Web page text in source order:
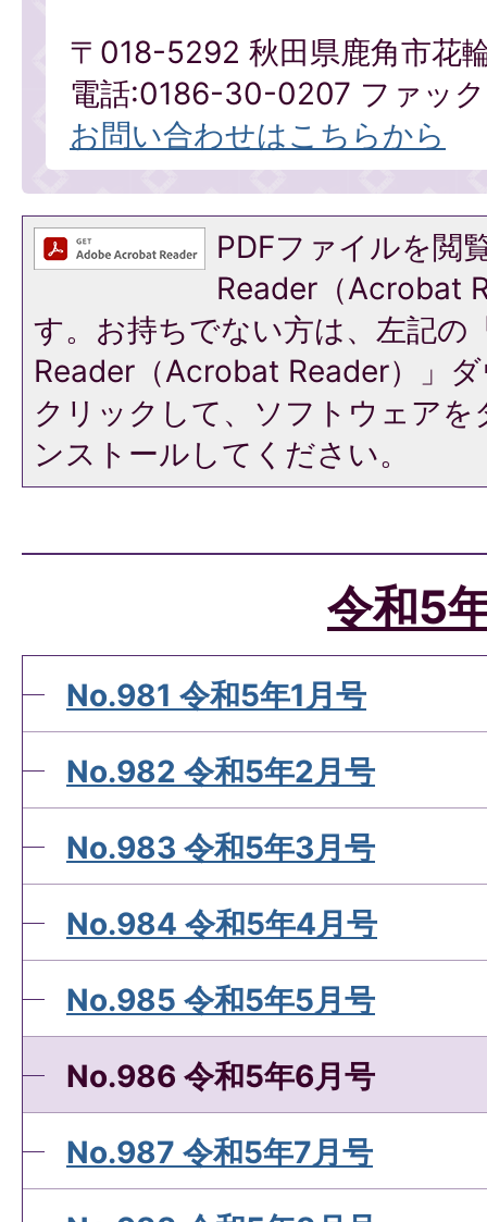
〒018-5292 秋田県鹿角市花
電話:0186-30-0207 ファッ
お問い合わせはこちらから
PDFファイルを閲
Reader（Acrobat
す。お持ちでない方は、左記の
Reader（Acrobat Reader）」
クリックして、ソフトウェア
ンストールしてください。
令和5
No.981 令和5年1月号
No.982 令和5年2月号
No.983 令和5年3月号
No.984 令和5年4月号
No.985 令和5年5月号
No.986 令和5年6月号
No.987 令和5年7月号